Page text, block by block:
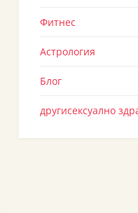
Фитнес
Астрология
Блог
другисексуално